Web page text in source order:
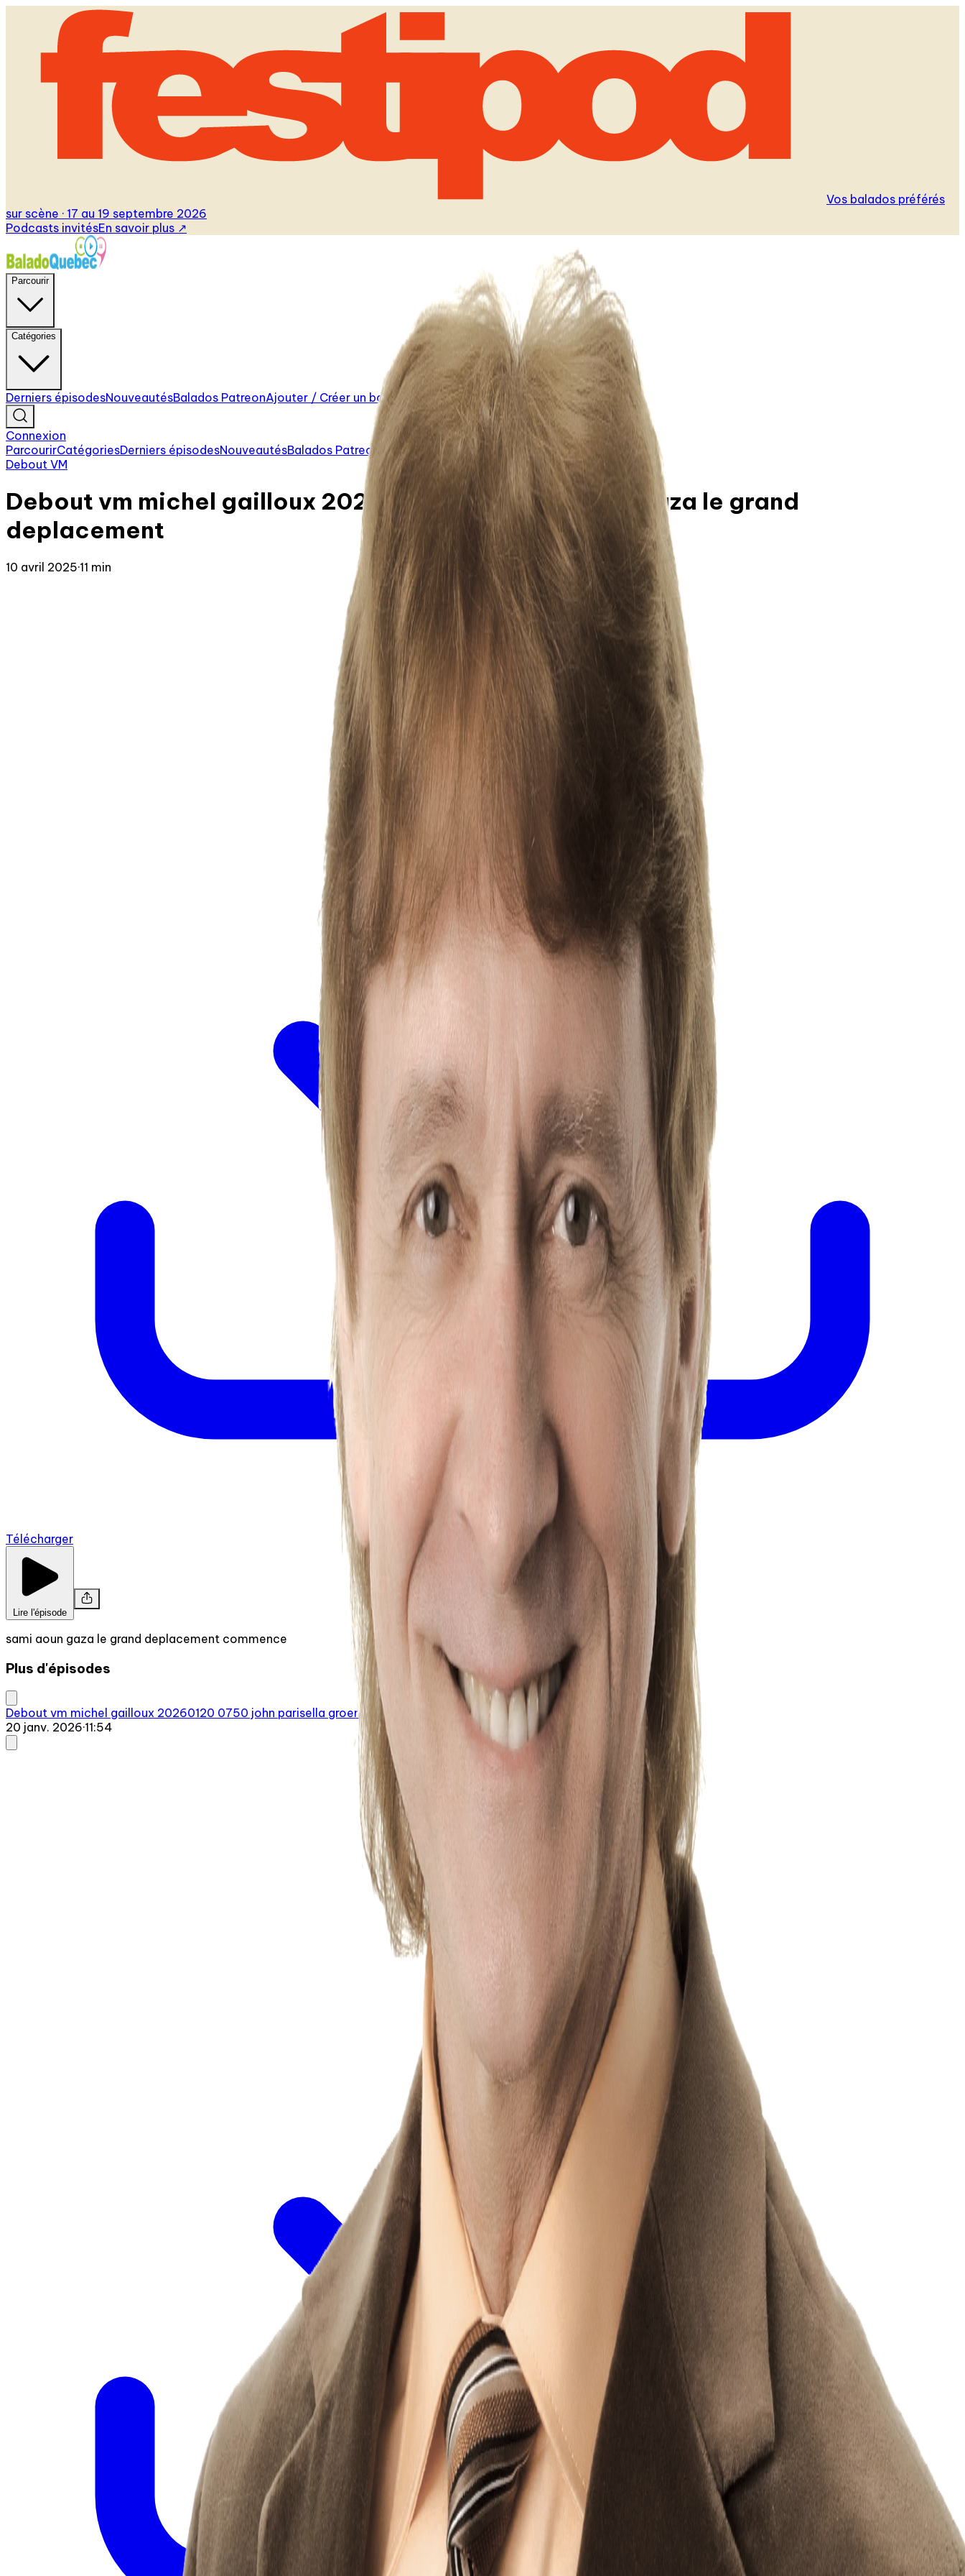
Vos balados préférés
sur scène · 17 au 19 septembre 2026
Podcasts invitésEn savoir plus ↗
Parcourir
Catégories
Derniers épisodesNouveautésBalados PatreonAjouter / Créer un balado
Connexion
ParcourirCatégoriesDerniers épisodesNouveautésBalados Patreon
Ajouter / Créer un balado
Debout VM
Debout vm michel gailloux 20250410 0720 sami aoun gaza le grand
deplacement
10 avril 2025·11 min
Télécharger
Lire l'épisode
sami aoun gaza le grand deplacement commence
Plus d'épisodes
Debout vm michel gailloux 20260120 0750 john parisella groenland conseil de
20 janv. 2026·11:54